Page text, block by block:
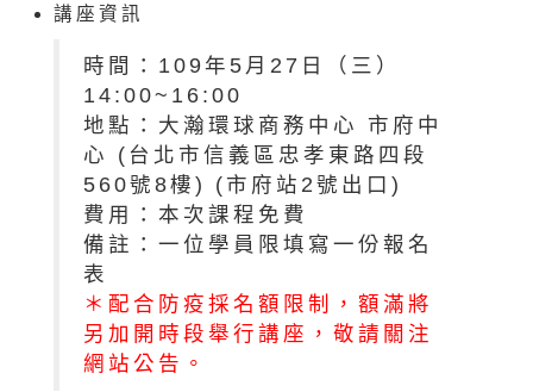
講座資訊
時間：109年5月27日（三）
14:00~16:00
地點：大瀚環球商務中心 市府中
心 (台北市信義區忠孝東路四段
560號8樓) (市府站2號出口)
費用：本次課程免費
備註：一位學員限填寫一份報名
表
＊配合防疫採名額限制，額滿將
另加開時段舉行講座，敬請關注
網站公告。